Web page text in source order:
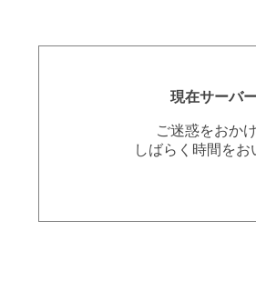
現在サーバ
ご迷惑をおか
しばらく時間を